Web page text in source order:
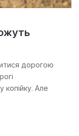
дорогою
Але